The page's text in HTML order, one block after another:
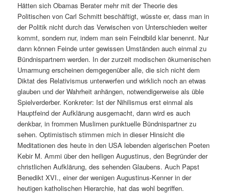
Hätten sich Obamas Berater mehr mit der Theorie des
Politischen von Carl Schmitt beschäftigt, wüsste er, dass man in
der Politik nicht durch das Verwischen von Unterschieden weiter
kommt, sondern nur, indem man sein Feindbild klar benennt. Nur
dann können Feinde unter gewissen Umständen auch einmal zu
Bündnispartnern werden. In der zurzeit modischen ökumenischen
Umarmung erscheinen demgegenüber alle, die sich nicht dem
Diktat des Relativismus unterwerfen und wirklich noch an etwas
glauben und der Wahrheit anhängen, notwendigerweise als üble
Spielverderber. Konkreter: Ist der Nihilismus erst einmal als
Hauptfeind der Aufklärung ausgemacht, dann wird es auch
denkbar, in frommen Muslimen punktuelle Bündnispartner zu
sehen. Optimistisch stimmen mich in dieser Hinsicht die
Meditationen des heute in den USA lebenden algerischen Poeten
Kebir M. Ammi über den heiligen Augustinus, den Begründer der
christlichen Aufklärung, des sehenden Glaubens. Auch Papst
Benedikt XVI., einer der wenigen Augustinus-Kenner in der
heutigen katholischen Hierarchie, hat das wohl begriffen.